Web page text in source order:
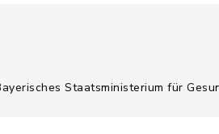
Staatsministerium für